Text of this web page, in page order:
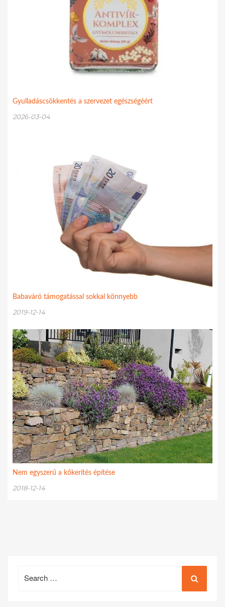
Gyulladáscsökkentés a szervezet egészségéért
2026-03-04
Babaváró támogatással sokkal könnyebb
2019-12-14
Nem egyszerű a kőkerítés építése
2018-12-14
for: